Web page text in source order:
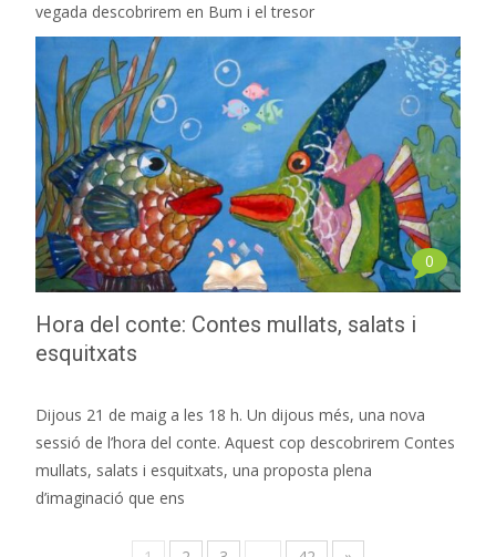
vegada descobrirem en Bum i el tresor
0
Hora del conte: Contes mullats, salats i
esquitxats
Dijous 21 de maig a les 18 h. Un dijous més, una nova
sessió de l’hora del conte. Aquest cop descobrirem Contes
mullats, salats i esquitxats, una proposta plena
d’imaginació que ens